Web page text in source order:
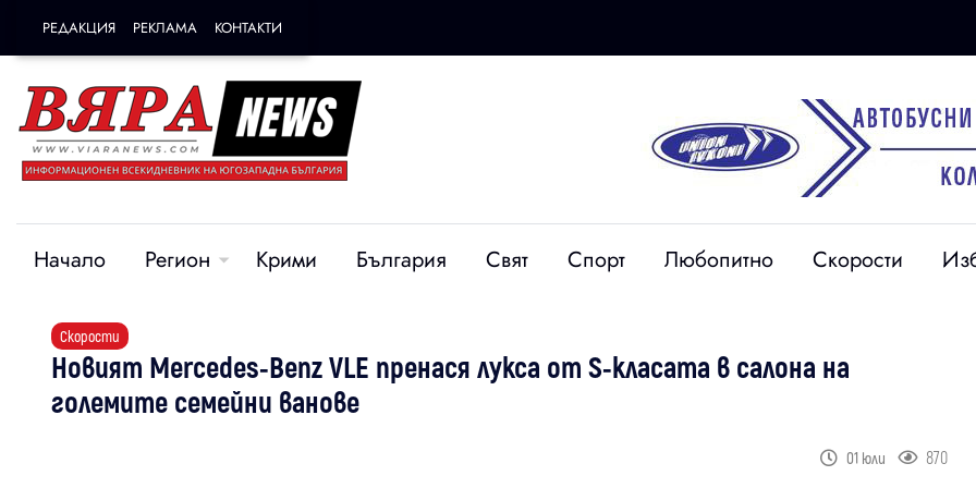
РЕДАКЦИЯ РЕКЛАМА КОНТАКТИ
Начало Регион Крими България Свят Спорт Любопитно Скорости
Скорости
Новият Mercedes-Benz VLE пренася лукса от S-класата в салона на
големите семейни ванове
01 юли 870